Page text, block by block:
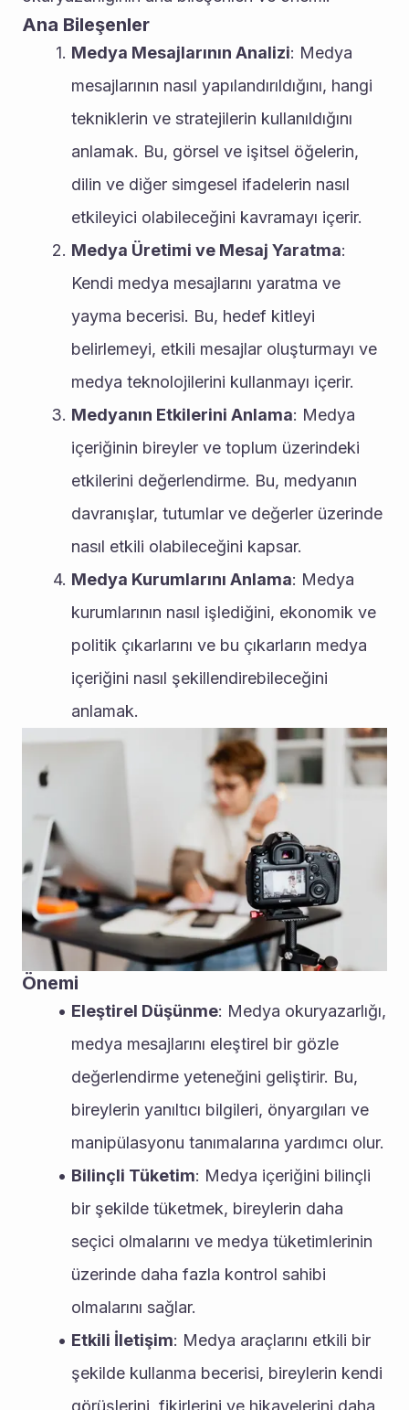
Ana Bileşenler
Medya Mesajlarının Analizi: Medya
mesajlarının nasıl yapılandırıldığını, hangi
tekniklerin ve stratejilerin kullanıldığını
anlamak. Bu, görsel ve işitsel öğelerin,
dilin ve diğer simgesel ifadelerin nasıl
etkileyici olabileceğini kavramayı içerir.
Medya Üretimi ve Mesaj Yaratma:
Kendi medya mesajlarını yaratma ve
yayma becerisi. Bu, hedef kitleyi
belirlemeyi, etkili mesajlar oluşturmayı ve
medya teknolojilerini kullanmayı içerir.
Medyanın Etkilerini Anlama: Medya
içeriğinin bireyler ve toplum üzerindeki
etkilerini değerlendirme. Bu, medyanın
davranışlar, tutumlar ve değerler üzerinde
nasıl etkili olabileceğini kapsar.
Medya Kurumlarını Anlama: Medya
kurumlarının nasıl işlediğini, ekonomik ve
politik çıkarlarını ve bu çıkarların medya
içeriğini nasıl şekillendirebileceğini
anlamak.
Önemi
Eleştirel Düşünme: Medya okuryazarlığı,
medya mesajlarını eleştirel bir gözle
değerlendirme yeteneğini geliştirir. Bu,
bireylerin yanıltıcı bilgileri, önyargıları ve
manipülasyonu tanımalarına yardımcı olur.
Bilinçli Tüketim: Medya içeriğini bilinçli
bir şekilde tüketmek, bireylerin daha
seçici olmalarını ve medya tüketimlerinin
üzerinde daha fazla kontrol sahibi
olmalarını sağlar.
Etkili İletişim: Medya araçlarını etkili bir
şekilde kullanma becerisi, bireylerin kendi
görüşlerini, fikirlerini ve hikayelerini daha